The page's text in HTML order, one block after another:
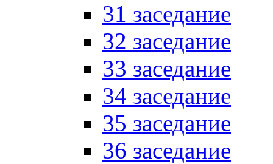
31 заседание
32 заседание
33 заседание
34 заседание
35 заседание
36 заседание